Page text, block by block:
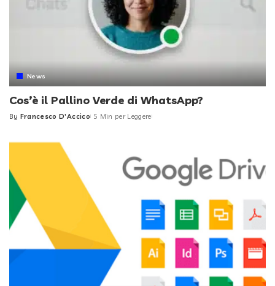
News
Cos’è il Pallino Verde di WhatsApp?
Posted
By Francesco D'Accico 5 Min per Leggere